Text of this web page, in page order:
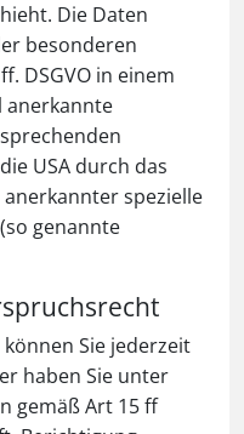
Die Daten
besonderen
DSGVO in einem
anerkannte
USA durch das
spezielle
genannte
Sie jederzeit
haben Sie unter
gemäß Art 15 ff